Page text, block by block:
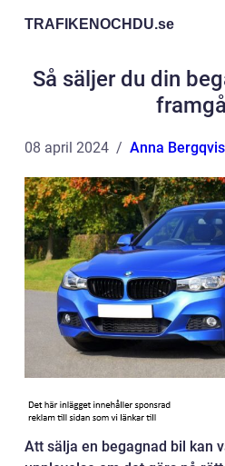
TRAFIKENOCHDU.se
Så säljer du din
08 april 2024 Anna
Att sälja en begagnad bil kan